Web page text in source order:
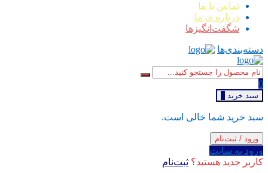
تماس با ما
درباره ی ما
شگفت‌انگیزها
دسته‌بندی‌ها
0
سبد خرید
سبد خرید شما خالی است.
ورود / ثبت‌نام
ورود به سایت
کاربر جدید هستید؟ ثبت‌نام